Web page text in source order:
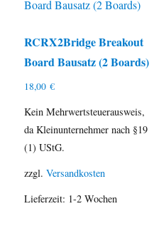
RCRX2Bridge Breakout
Board Bausatz (2 Boards)
18,00€
Kein Mehrwertsteuerausweis,
da Kleinunternehmer nach §19
(1) UStG.
zzgl.Versandkosten
Lieferzeit: 1-2 Wochen